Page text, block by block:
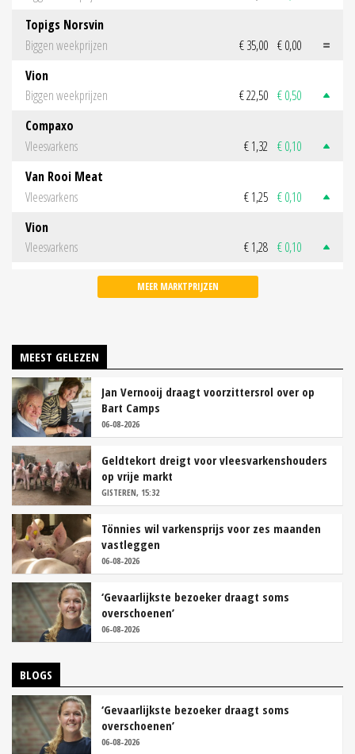
Topigs Norsvin
Biggen weekprijzen
€ 35,00 € 0,00
Vion
Biggen weekprijzen
€ 22,50 € 0,50
Compaxo
Vleesvarkens
€ 1,32 € 0,10
Van Rooi Meat
Vleesvarkens
€ 1,25 € 0,10
Vion
Vleesvarkens
€ 1,28 € 0,10
MEER MARKTPRIJZEN
MEEST GELEZEN
Jan Vernooij draagt voorzittersrol over op
Bart Camps
06-08-2026
Geldtekort dreigt voor vleesvarkenshouders
op vrije markt
GISTEREN, 15:32
Tönnies wil varkensprijs voor zes maanden
vastleggen
06-08-2026
‘Gevaarlijkste bezoeker draagt soms
overschoenen’
06-08-2026
BLOGS
‘Gevaarlijkste bezoeker draagt soms
overschoenen’
06-08-2026